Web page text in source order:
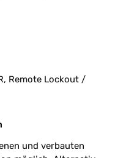
Remote Lockout /
und verbauten